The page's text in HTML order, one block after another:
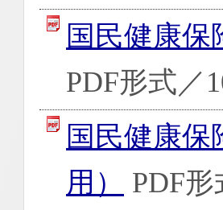
国民健康
PDF形式／
国民健康
用）
PDF